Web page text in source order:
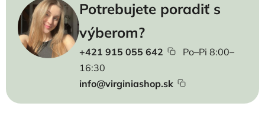
Potrebujete poradiť s
výberom?
+421 915 055 642
Po–Pi 8:00–
16:30
info@virginiashop.sk